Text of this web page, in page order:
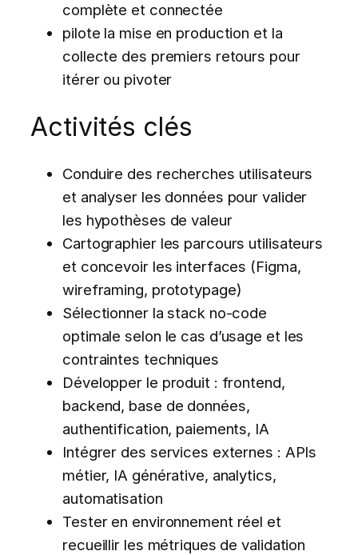
complète et connectée
pilote la mise en production et la
collecte des premiers retours pour
itérer ou pivoter
Activités clés
Conduire des recherches utilisateurs
et analyser les données pour valider
les hypothèses de valeur
Cartographier les parcours utilisateurs
et concevoir les interfaces (Figma,
wireframing, prototypage)
Sélectionner la stack no-code
optimale selon le cas d’usage et les
contraintes techniques
Développer le produit : frontend,
backend, base de données,
authentification, paiements, IA
Intégrer des services externes : APIs
métier, IA générative, analytics,
automatisation
Tester en environnement réel et
recueillir les métriques de validation